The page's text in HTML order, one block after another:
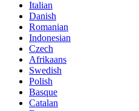
Italian
Danish
Romanian
Indonesian
Czech
Afrikaans
Swedish
Polish
Basque
Catalan